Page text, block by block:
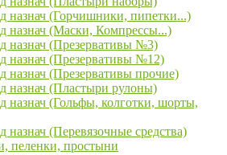
назнач (Горчишники, пипетки...)
назнач (Маски, Компрессы...)
назнач (Презервативы №3)
назнач (Презервативы №12)
назнач (Презервативы прочие)
назнач (Пластыри рулоны)
назнач (Гольфы, колготки, шорты,
назнач (Перевязочные средства)
пеленки, простыни